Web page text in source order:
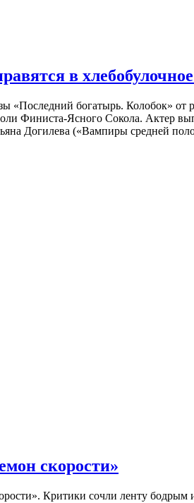
в
«Последний богатырь. Колобок»
Финиста-Ясного Сокола. Актер
Догилева («Вампиры средней
скорости»
Критики сочли ленту